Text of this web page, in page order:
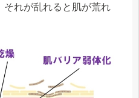
それが乱れると肌が荒れ